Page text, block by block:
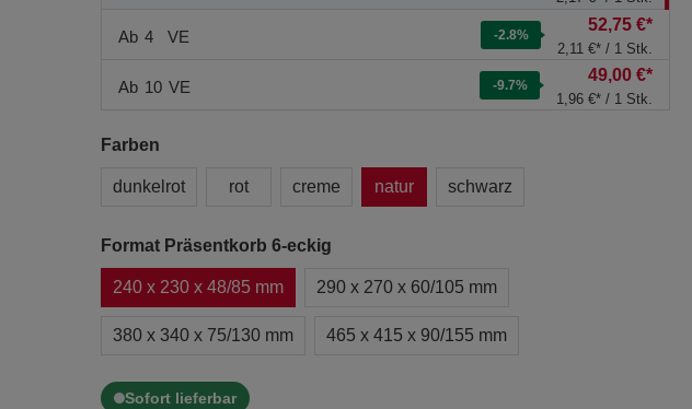
Ab 4 VE -2.8%
52,75 €*
2,11 €* / 1 Stk.
Ab 10 VE -9.7%
49,00 €*
1,96 €* / 1 Stk.
Farben
dunkelrot rot creme natur schwarz
Format Präsentkorb 6-eckig
240 x 230 x 48/85 mm 290 x 270 x 60/105 mm
380 x 340 x 75/130 mm 465 x 415 x 90/155 mm
Sofort lieferbar